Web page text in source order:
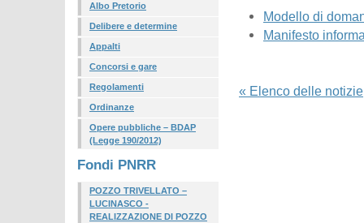
Albo Pretorio
Delibere e determine
Appalti
Concorsi e gare
Regolamenti
Ordinanze
Opere pubbliche – BDAP
(Legge 190/2012)
Fondi PNRR
POZZO TRIVELLATO –
LUCINASCO -
REALIZZAZIONE DI POZZO
Modello di
Manifesto
« Elenco delle notizie